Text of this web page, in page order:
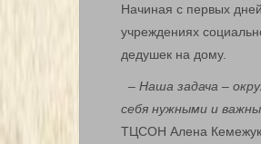
Начиная с первых
учреждениях
дедушек на дому.
– Наша задача –
себя нужными и
ТЦСОН Алена Кемежук.